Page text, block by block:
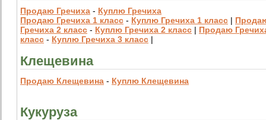
Продаю Гречиха - Куплю Гречиха
Продаю Гречиха 1 класс - Куплю Гречиха 1 класс |
Гречиха 2 класс - Куплю Гречиха 2 класс | Продаю
класс - Куплю Гречиха 3 класс |
Клещевина
Продаю Клещевина - Куплю Клещевина
Кукуруза